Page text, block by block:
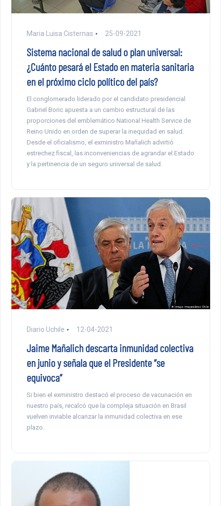
Maria Luisa Cisternas 25-09-2021
Sistema nacional de salud o plan universal:
¿Cuánto pesará el Estado en materia sanitaria
en el próximo ciclo político del país?
El conglomerado liderado por el candidato presidencial
Gabriel Boric apuesta a un cambio estructural de las
proporciones del emblemático National Health Service de
Reino Unido en orden de superar la inequidad en salud.
Desde el oficialismo, el exministro Mañalich advirtió
estrechez fiscal, las inconveniencias de agrandar el Estado
y la pertinencia de un seguro universal de salud.
Diario Uchile 12-04-2021
Jaime Mañalich descarta inmunidad colectiva
en junio y señala que el Presidente “se
equivoca”
Si bien el exministro destacó el proceso de vacunación en
nuestro país, recalcó que la compleja situación en Brasil
vuelven inviable alcanzar la inmunidad colectiva en ese
plazo.